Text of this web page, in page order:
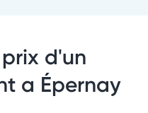
d'un
a Épernay